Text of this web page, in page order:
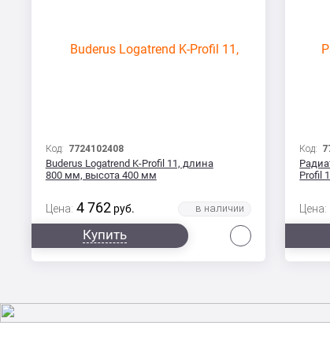
Код: 7724102408
Buderus Logatrend K-Profil 11, длина
800 мм, высота 400 мм
Цена: 4 762 руб.
Купить
Код:
Profil
Цена: